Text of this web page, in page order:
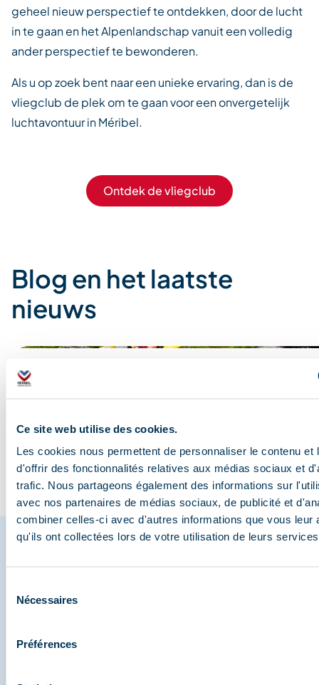
Ce site web utilise des cookies.
Les cookies nous permettent de personnaliser le contenu et
d'offrir des fonctionnalités relatives aux médias sociaux et
trafic. Nous partageons également des informations sur
avec nos partenaires de médias sociaux, de publicité et
combiner celles-ci avec d'autres informations que vous leur
qu'ils ont collectées lors de votre utilisation de leurs
Nécessaires
Préférences
geheel nieuw perspectief te ontdekken, door de lucht
in te gaan en het Alpenlandschap vanuit een volledig
ander perspectief te bewonderen.
Als u op zoek bent naar een unieke ervaring, dan is de
vliegclub de plek om te gaan voor een onvergetelijk
luchtavontuur in Méribel.
Ontdek de vliegclub
Blog en het laatste
nieuws
De leukste
zomeractiviteiten in
De blog bezoeken
Méribel
En we zijn ook te vinden op de sociale media